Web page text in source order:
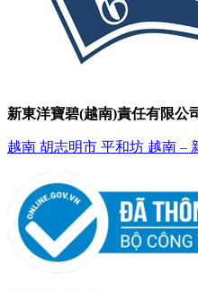
新東洋寶碧(越南)責任有限公
越南 胡志明市 平和坊 越南 –